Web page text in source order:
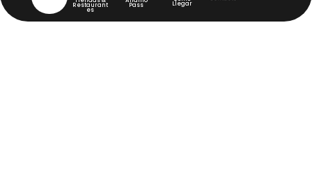
Restaurant
es
Pass Llegar